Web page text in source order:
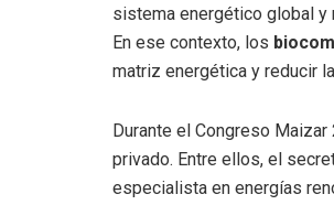
sistema energético global
En ese contexto, los
matriz energética y reducir
Durante el Congreso
privado. Entre ellos, el
especialista en energías